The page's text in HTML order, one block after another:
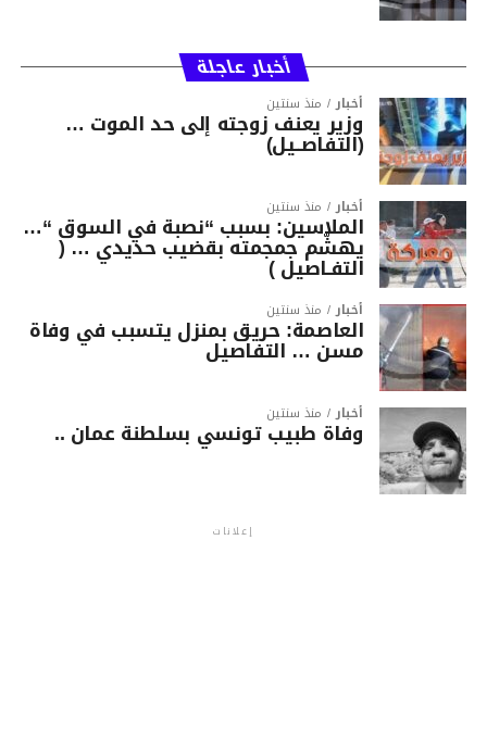
أخبار عاجلة
أخبار منذ سنتين
وزير يعنف زوجته إلى حد الموت …
(التفاصــيل)
أخبار منذ سنتين
الملاسين: بسبب “نصبة في السوق “…
يهشّم جمجمته بقضيب حديدي … (
التفـاصيل )
أخبار منذ سنتين
العاصمة: حريق بمنزل يتسبب في وفاة
مسن … التفاصيل
أخبار منذ سنتين
وفاة طبيب تونسي بسلطنة عمان ..
إعلانات